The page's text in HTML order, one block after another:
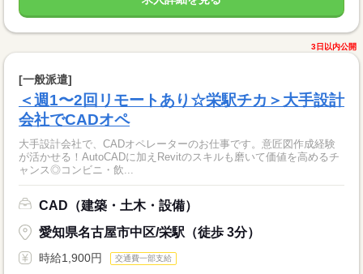
3日以内公開
[一般派遣]
＜週1〜2回リモートあり☆栄駅チカ＞大手設計
会社でCADオペ
大手設計会社で、CADオペレーターのお仕事です。意匠図作成経験
が活かせる！AutoCADに加えRevitのスキルも磨いて価値を高めるチ
ャンス◎コンビニ・飲...
CAD（建築・土木・設備）
愛知県名古屋市中区/栄駅（徒歩 3分）
時給1,900円 交通費一部支給